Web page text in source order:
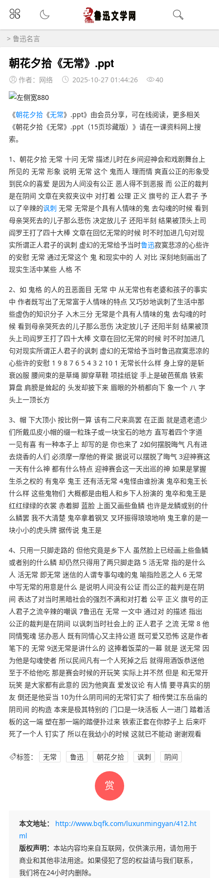
> 鲁迅名言
朝花夕拾《无常》.ppt
作者：网络 2025-10-27 01:44:26 40
《朝花夕拾《无常》.ppt》由会员分享，可在线阅读，更多相关
《朝花夕拾《无常》.ppt（15页珍藏版）》请在一课资料网上搜
索。
1、朝花夕拾 无常 十问 无常 描述儿时在乡间迎神会和戏剧舞台上
所见的 无常 形象 说明 无常 这个 鬼而人 理而情 爽直公正的形象受
到民众的喜爱 是因为人间没有公正 恶人得不到恶报 而 公正的裁判
是在阴间 文章在夹叙夹议中 对打着 公理 正义 旗号的 正人君子 予
以了辛辣的讽刺 无常 无常是个具有人情味的鬼 去勾魂的时候 看到
母亲哭死去的儿子那么悲伤 决定放儿子 还阳半刻 结果被顶头上司
阎罗王打了四十大棒 文章在回忆无常的时候 时不时加进几句对现
实所谓正人君子的讽刺 虚幻的无常给予当时鲁迅寂寞悲凉的心些许
的安慰 无常 通过无常这个 鬼 和现实中的 人 对比 深刻地刻画出了
现实生活中某些 人格 不
2、如 鬼格 的人的丑恶面目 无常 中 从无常也有老婆和孩子的事实
中 作者既写出了无常富于人情味的特点 又巧妙地讽刺了生活中那
些虚伪的知识分子 入木三分 无常是个具有人情味的鬼 去勾魂的时
候 看到母亲哭死去的儿子那么悲伤 决定放儿子 还阳半刻 结果被顶
头上司阎罗王打了四十大棒 文章在回忆无常的时候 时不时加进几
句对现实所谓正人君子的讽刺 虚幻的无常给予当时鲁迅寂寞悲凉的
心些许的安慰 1 9 8 7 6 5 4 3 2 10 1 无常长什么样 身上穿的是斩
衰凶服 腰间束的是草绳 脚穿草鞋 项挂纸锭 手上是破芭蕉扇 铁索
算盘 肩膀是耸起的 头发却披下来 眉眼的外梢都向下 象一个 八 字
头上一顶长方
3、帽 下大顶小 按比例一算 该有二尺来高罢 在正面 就是遗老遗少
们所戴瓜皮小帽的缀一粒珠子或一块宝石的地方 直写着四个字道
一见有喜 有一种本子上 却写的是 你也来了 2如何摆脱晦气 凡有进
去烧香的人们 必须摩一摩他的脊梁 据说可以摆脱了晦气 3迎神赛这
一天有什么神 都有什么特点 迎神赛会这一天出巡的神 如果是掌握
生杀之权的 有鬼卒 鬼王 还有活无常 4鬼怪由谁扮演 鬼卒和鬼王长
什么样 这些鬼物们 大概都是由粗人和乡下人扮演的 鬼卒和鬼王是
红红绿绿的衣裳 赤着脚 蓝脸 上面又画些鱼鳞 也许是龙鳞或别的什
么鳞罢 我不大清楚 鬼卒拿着钢叉 叉环振得琅琅地响 鬼王拿的是一
块小小的虎头牌 据传说 鬼王是
4、只用一只脚走路的 但他究竟是乡下人 虽然脸上已经画上些鱼鳞
或者别的什么鳞 却仍然只得用了两只脚走路 5 活无常 指的是什么
人 活无常 即无常 迷信的人谓专事勾魂的鬼 喻指险恶之人 6 无常
中写无常的用意是什么 是说明人间没有公证 而公正的裁判是在阴
间 表达了对当时黑暗社会的强烈不满和对打着 公平 正义 旗号的正
人君子之流辛辣的嘲讽 7鲁迅在 无常 一文中 通过对 的描述 指出
公正的裁判是在阴间 以讽刺当时社会上的 正人君子 之流 无常 8 他
同情冤魂 惩办恶人 既有同情心又主持公道 既可爱又恐怖 这是作者
笔下的 无常 9送无常是讲什么的 这捧着饭菜的一幕 就是 送无常 因
为他是勾魂使者 所以民间凡有一个人死掉之后 就得用酒饭恭送他
至于不给他吃 那是赛会时候的开玩笑 实际上并不然 但是 和无常开
玩笑 是大家都有此意的 因为他爽直 爱发议论 有人情 要寻真实的朋
友 倒还是他妥当 10为什么阴司间的无常钉实了 相传樊江东岳庙的
阴司间 的构造 本来是极其特别的 门口是一块活板 人一进门 踏着活
板的这一端 塑在那一端的踏便扑过来 铁索正套在你脖子上 后来吓
死了一个人 钉实了 所以在我幼小的时候 这就已不能动 谢谢观看
标签： 无常 鲁迅 朝花夕拾 讽刺 阴间
赏
本文地址：
http://www.bqfk.com/luxunmingyan/412.ht
ml
版权声明： 本站内容均来自互联网，仅供演示用，请勿用于
商业和其他非法用途。如果侵犯了您的权益请与我们联系，
我们将在24小时内删除。